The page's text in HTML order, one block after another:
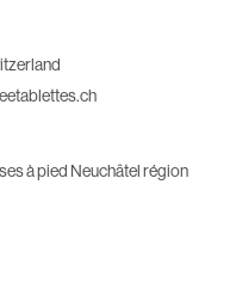
à pied Neuchâtel région